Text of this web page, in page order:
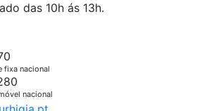
das 10h ás 13h.
fixa nacional
nacional